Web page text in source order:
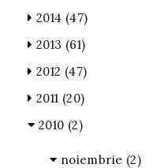
2014 (47)
2013 (61)
2012 (47)
2011 (20)
2010 (2)
noiembrie (2)